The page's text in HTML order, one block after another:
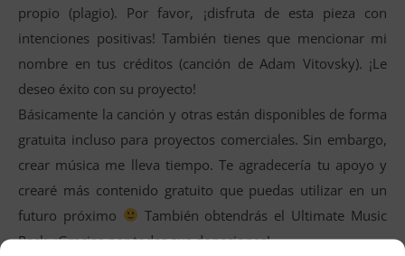
propio (plagio). Por favor, ¡disfruta de esta pieza con
intenciones positivas! También tienes que mencionar mi
nombre en tus créditos (canción de Adam Vitovsky). ¡Le
deseo éxito con su proyecto!
Básicamente la canción y otras están disponibles de forma
gratuita incluso para proyectos comerciales. Sin embargo,
crear música me lleva tiempo. Te agradecería tu apoyo y
crearé más contenido gratuito que puedas utilizar en un
futuro próximo
También obtendrás el Ultimate Music
Pack. ¡Gracias por todas sus donaciones!